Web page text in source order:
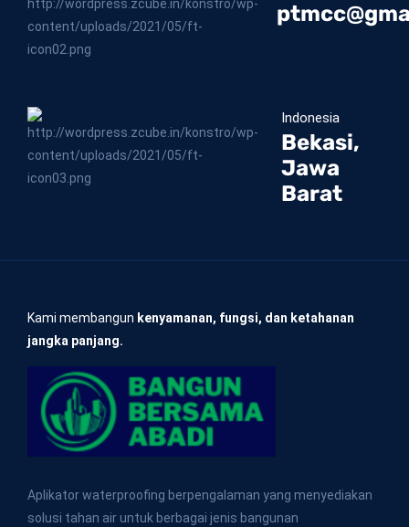
Indonesia
Bekasi,
Jawa
Barat
Kami membangun kenyamanan, fungsi, dan ketahanan
jangka panjang.
Aplikator waterproofing berpengalaman yang menyediakan
solusi tahan air untuk berbagai jenis bangunan